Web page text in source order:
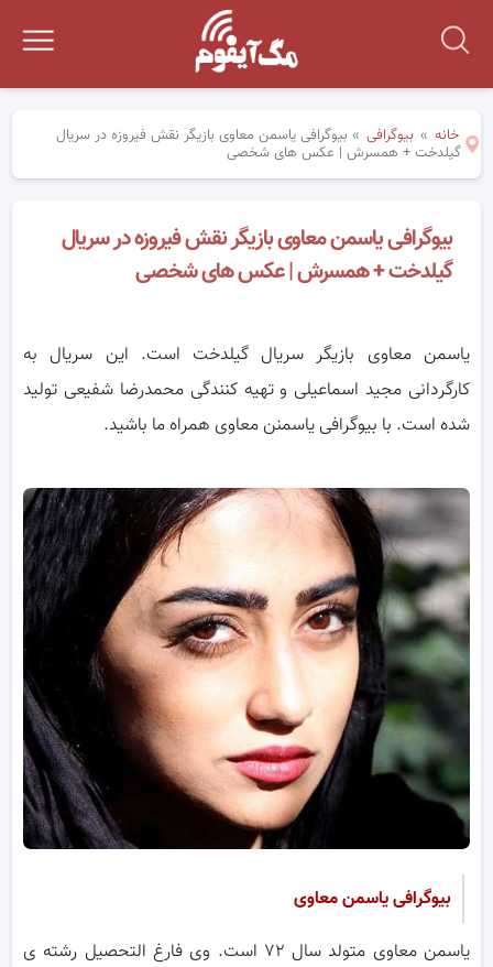
خانه » بیوگرافی » بیوگرافی یاسمن معاوی بازیگر نقش فیروزه در سریال
گیلدخت + همسرش | عکس های شخصی
بیوگرافی یاسمن معاوی بازیگر نقش فیروزه در سریال
گیلدخت + همسرش | عکس های شخصی
یاسمن معاوی بازیگر سریال گیلدخت است. این سریال به
کارگردانی مجید اسماعیلی و تهیه‌ کنندگی محمدرضا شفیعی تولید
شده است. با بیوگرافی یاسمنن معاوی همراه ما باشید.
بیوگرافی یاسمن معاوی
یاسمن معاوی متولد سال ۷۲ است. وی فارغ التحصیل رشته ی